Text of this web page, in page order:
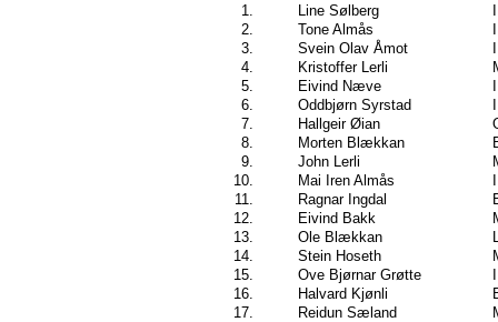
1.
Line Sølberg
2.
Tone Almås
3.
Svein Olav Åmot
4.
Kristoffer Lerli
5.
Eivind Næve
6.
Oddbjørn Syrstad
7.
Hallgeir Øian
8.
Morten Blækkan
9.
John Lerli
10.
Mai Iren Almås
11.
Ragnar Ingdal
12.
Eivind Bakk
13.
Ole Blækkan
14.
Stein Hoseth
15.
Ove Bjørnar Grøtte
16.
Halvard Kjønli
17.
Reidun Sæland